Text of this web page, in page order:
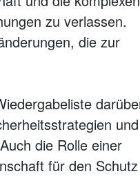
zu verlassen.
die zur
und
die Rolle einer
für den Schutz